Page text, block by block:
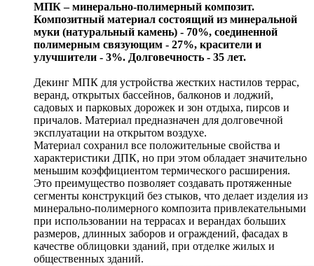
МПК – минерально-полимерный композит.
Композитный материал состоящий из минеральной
муки (натуральный камень) - 70%, соединенной
полимерным связующим - 27%, красители и
улучшители - 3%. Долговечность - 35 лет.
Декинг МПК для устройства жестких настилов террас,
веранд, открытых бассейнов, балконов и лоджий,
садовых и парковых дорожек и зон отдыха, пирсов и
причалов. Материал предназначен для долговечной
эксплуатации на открытом воздухе.
Материал сохранил все положительные свойства и
характеристики ДПК, но при этом обладает значительно
меньшим коэффициентом термического расширения.
Это преимущество позволяет создавать протяженные
сегменты конструкций без стыков, что делает изделия из
минерально-полимерного композита привлекательными
при использовании на террасах и верандах больших
размеров, длинных заборов и ограждений, фасадах в
качестве облицовки зданий, при отделке жилых и
общественных зданий.